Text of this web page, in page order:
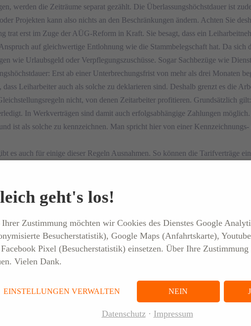
werden die Zeiträume separat gezählt. Die Überlassungshöchstdauer ist
Projekten kann also nichts an den Beschränkungen ändern. Achten Sie
trat erst im Zuge der AÜG-Reform in Kraft. Sie besagt, dass ein
auf gleichwertige Entlohnung wie die Stammbelegschaft hat. Da
wie Urlaubsgeld oder Verpflegungszuschüsse. Sogar Sachbezüge wie
Erst ab einer Unterbrechungsfrist von mehr als drei Monaten
Leiharbeiter auch als solche zu deklarieren sind. Deshalb grenzt es die
nicht, von denen Zeitarbeiter profitieren. Grundsätzlich
In Werkverträgen sind damit auch erfolgsabhängige Zahlungen
ist als solche zu kennzeichnen. Man spricht hier von einer
es auch für einige dieser Regeln Ausnahmen. So können die Tarifverträge
oder dem Gleichstellungsgrundsatz zulassen. Auch die Erlaubnispflicht
gelten.
kommen. Da entleihende Unternehmen in der Regel mithaftbar sind,
zu Rate ziehen. Sprechen Sie uns dazu an. Unsere
Recruiting im Mittelstand:
Warum Stellen länger
geht's los!
Zustimmung möchten wir Cookies des Dienstes Google
Besucherstatistik), Google Maps (Anfahrtskarte),
Facebook Pixel (Besucherstatistik) einsetzen. Über Ihre
Vielen Dank.
EINSTELLUNGEN VERWALTEN NEIN
Datenschutz Impressum